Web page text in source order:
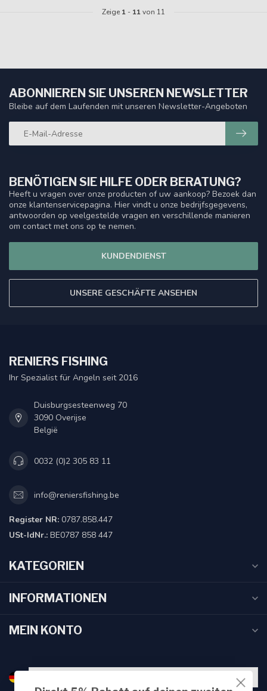
Zeige 1 - 11von 11
BENÖTIGEN SIE HILFE ODER BERATUNG?
Heeft u vragen over onze producten of uw aankoop? Bezoek dan
onze klantenservicepagina. Hier vindt u onze bedrijfsgegevens,
antwoorden op veelgestelde vragen en verschillende manieren
om contact met ons op te nemen.
KUNDENDIENST
UNSERE GESCHÄFTE ANSEHEN
ABONNIEREN SIE UNSEREN NEWSLETTER
Bleibe auf dem Laufenden mit unseren Newsletter-Angeboten
RENIERS FISHING
Ihr Spezialist für Angeln seit 2016
Duisburgsesteenweg 70
3090 Overijse
België
0032 (0)2 305 83 11
info@reniersfishing.be
Register NR: 0787.858.447
USt-IdNr.: BE0787 858 447
KATEGORIEN
INFORMATIONEN
MEIN KONTO